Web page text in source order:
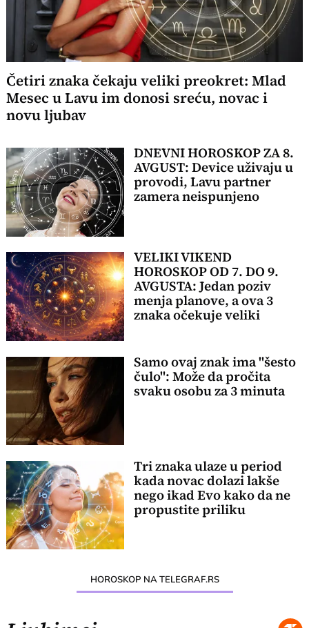
Četiri znaka čekaju veliki preokret: Mlad
Mesec u Lavu im donosi sreću, novac i
novu ljubav
DNEVNI HOROSKOP ZA 8.
AVGUST: Device uživaju u
provodi, Lavu partner
zamera neispunjeno
VELIKI VIKEND
HOROSKOP OD 7. DO 9.
AVGUSTA: Jedan poziv
menja planove, a ova 3
znaka očekuje veliki
Samo ovaj znak ima "šesto
čulo": Može da pročita
svaku osobu za 3 minuta
Tri znaka ulaze u period
kada novac dolazi lakše
nego ikad Evo kako da ne
propustite priliku
HOROSKOP NA TELEGRAF.RS